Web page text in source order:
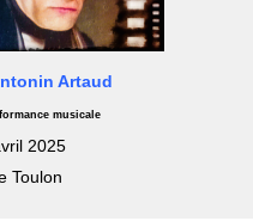
Artaud
musicale
2025
Toulon